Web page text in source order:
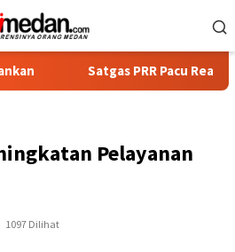
Satgas PRR Pacu Realisasi
Pelayanan
1097 Dilihat